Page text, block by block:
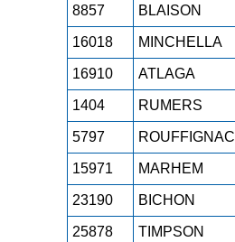
8857 BLAISON
16018 MINCHELLA
16910 ATLAGA
1404 RUMERS
5797 ROUFFIGNAC
15971 MARHEM
23190 BICHON
25878 TIMPSON